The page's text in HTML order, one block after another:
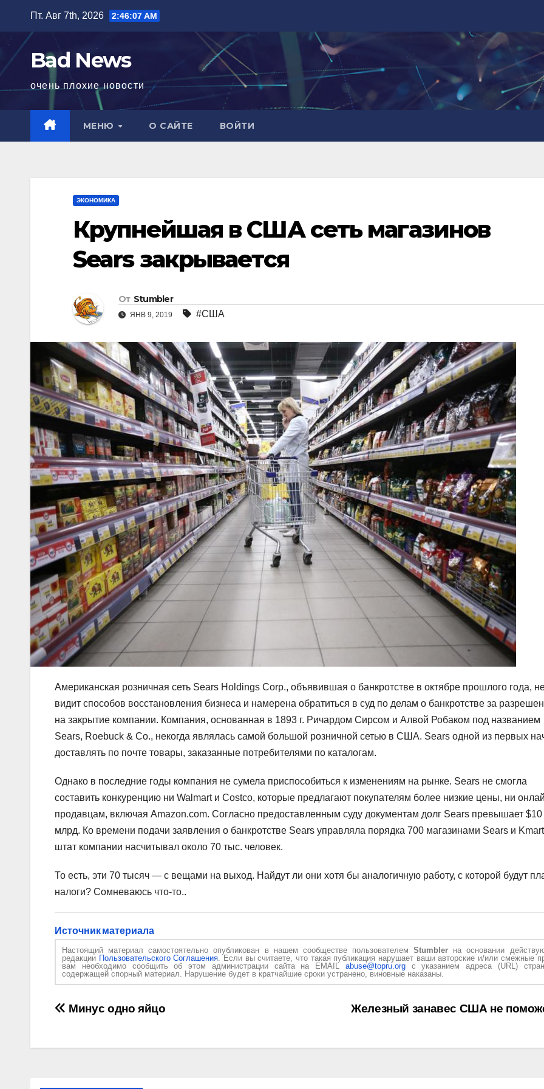
содержимому
Пт. Авг 7th, 2026 2:46:08 AM
Bad News
очень плохие новости
МЕНЮ О САЙТЕ ВОЙТИ
ЭКОНОМИКА
Крупнейшая в США сеть магазинов
Sears закрывается
От Stumbler
ЯНВ 9, 2019 #США
Американская розничная сеть Sears Holdings Corp., объявившая о банкротстве в октябре прошлого года,
видит способов восстановления бизнеса и намерена обратиться в суд по делам о банкротстве за
на закрытие компании. Компания, основанная в 1893 г. Ричардом Сирсом и Алвой Робаком под названием
Sears, Roebuck & Co., некогда являлась самой большой розничной сетью в США. Sears одной из первых
доставлять по почте товары, заказанные потребителями по каталогам.
Однако в последние годы компания не сумела приспособиться к изменениям на рынке. Sears не смогла
составить конкуренцию ни Walmart и Costco, которые предлагают покупателям более низкие цены, ни
продавцам, включая Amazon.com. Согласно предоставленным суду документам долг Sears превышает $10
млрд. Ко времени подачи заявления о банкротстве Sears управляла порядка 700 магазинами Sears и
штат компании насчитывал около 70 тыс. человек.
То есть, эти 70 тысяч — с вещами на выход. Найдут ли они хотя бы аналогичную работу, с которой будут
налоги? Сомневаюсь что-то..
Источник материала
Настоящий материал самостоятельно опубликован в нашем сообществе пользователемStumbler на основании
редакции Пользовательского Соглашения. Если вы считаете, что такая публикация нарушает ваши авторские и/или смежные
вам необходимо сообщить об этом администрации сайта на EMAIL abuse@topru.orgс указанием адреса (URL)
содержащей спорный материал. Нарушение будет в кратчайшие сроки устранено, виновные наказаны.
Навигация
Железный занавес США не
Минус одно яйцо